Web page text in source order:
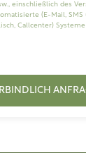
einschließlich des
(E-Mail, SMS
Callcenter) Systeme